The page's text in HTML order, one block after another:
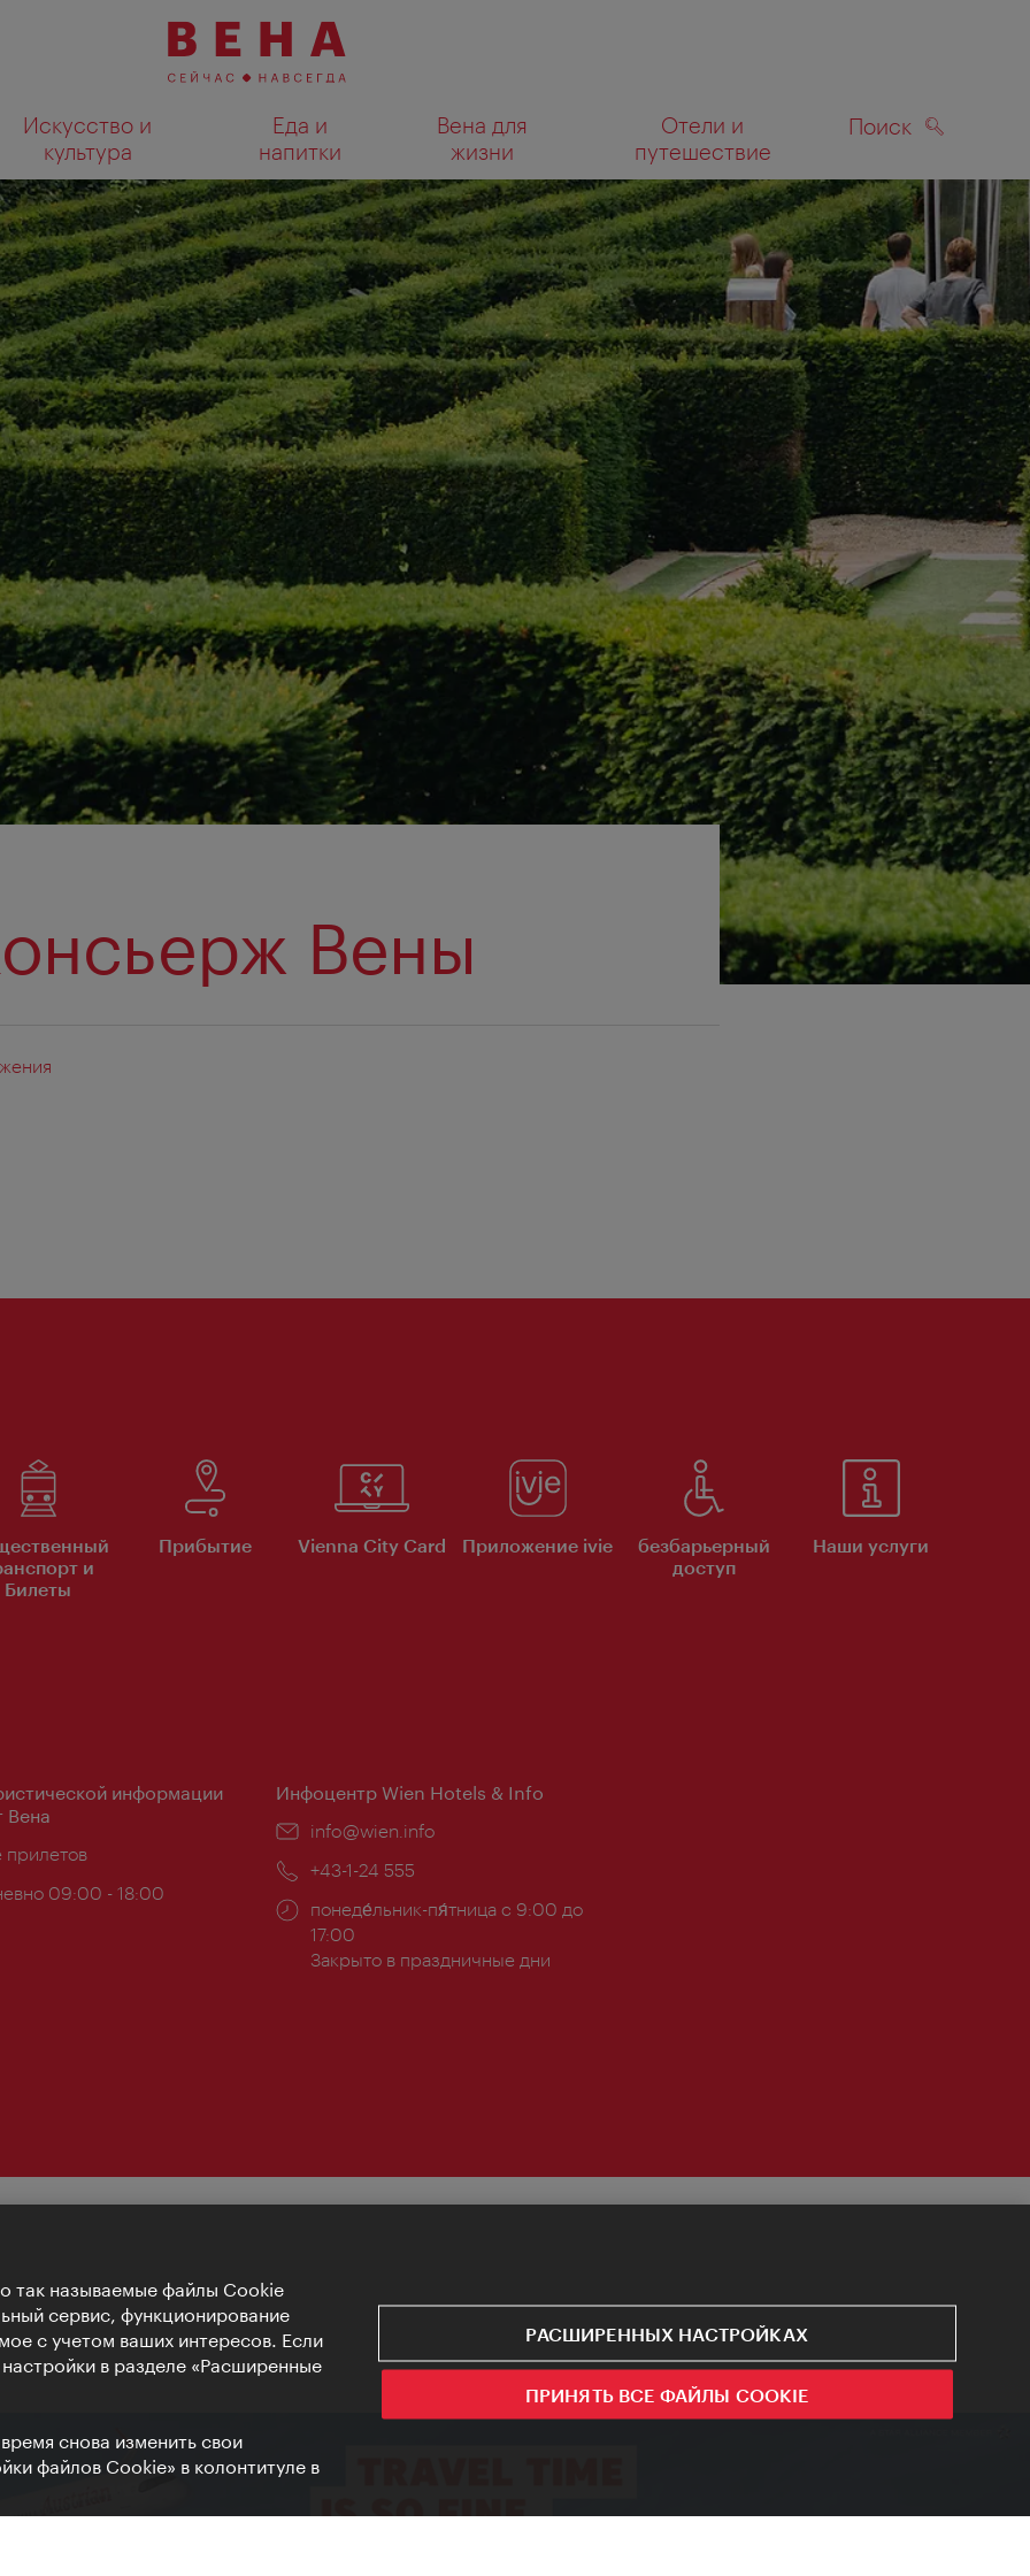
Искусство и
культура
Еда и
напитки
Вена для
жизни
Отели и
путешествие
Поиск
Показать результаты поиска на карте ПОИСК
Вены
и
Билеты
Прибытие Vienna City Card Приложение ivie
безбарьерный
доступ
Наши услуги
информации
Вена
прилетов
09:00 - 18:00
Инфоцентр Wien Hotels & Info
Эл.
info@wien.info
Телефон:
+43-1-24 555
Часы
работы:
понеде́льник-пя́тница с 9:00 до
17:00
Закрыто в праздничные дни
так называемые файлы Cookie
сервис, функционирование
с учетом ваших интересов. Если
в разделе «Расширенные
снова изменить свои
файлов Cookie» в колонтитуле в
РАСШИРЕННЫХ НАСТРОЙКАХ
ПРИНЯТЬ ВСЕ ФАЙЛЫ COOKIE